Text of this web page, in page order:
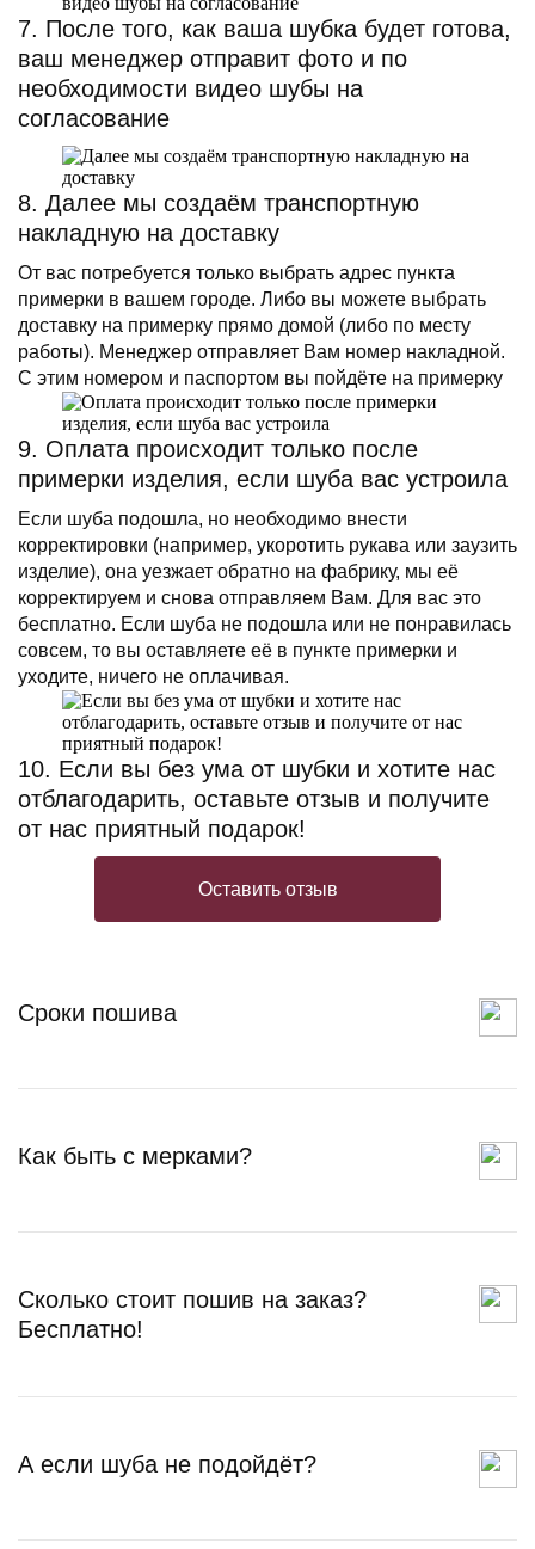
7. После того, как ваша шубка будет готова,
ваш менеджер отправит фото и по
необходимости видео шубы на
согласование
8. Далее мы создаём транспортную
накладную на доставку
От вас потребуется только выбрать адрес пункта
примерки в вашем городе. Либо вы можете выбрать
доставку на примерку прямо домой (либо по месту
работы). Менеджер отправляет Вам номер накладной.
С этим номером и паспортом вы пойдёте на примерку
9. Оплата происходит только после
примерки изделия, если шуба вас устроила
Если шуба подошла, но необходимо внести
корректировки (например, укоротить рукава или заузить
изделие), она уезжает обратно на фабрику, мы её
корректируем и снова отправляем Вам. Для вас это
бесплатно. Если шуба не подошла или не понравилась
совсем, то вы оставляете её в пункте примерки и
уходите, ничего не оплачивая.
10. Если вы без ума от шубки и хотите нас
отблагодарить, оставьте отзыв и получите
от нас приятный подарок!
Оставить отзыв
Сроки пошива
Как быть с мерками?
Сколько стоит пошив на заказ?
Бесплатно!
А если шуба не подойдёт?